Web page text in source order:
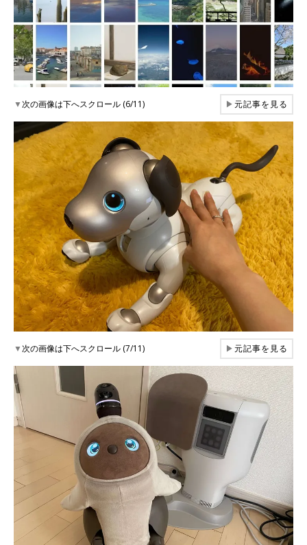
▼次の画像は下へスクロール (6/11) ▶元記事を見る
▼次の画像は下へスクロール (7/11) ▶元記事を見る